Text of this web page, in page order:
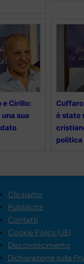
e Cirillo:
una sua
è stato
politica
Chi siamo
Pubblicità
Contatti
Cookie Policy (UE)
Disconoscimento
Dichiarazione sulla